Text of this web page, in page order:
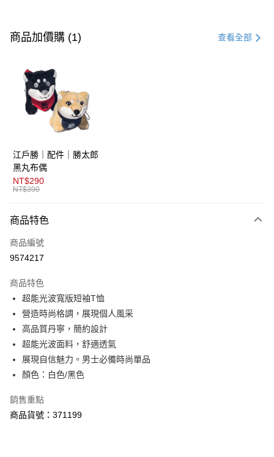
信用卡一次付款
LINE Pay
AFTEE先享後付
【關於「AFTEE先享後付」】
便利好安心！
１．簡單：不需註冊會員、不需綁卡、不需儲值。
２．便利：只要手機號碼，簡訊認證，即可結帳。
３．安心：先確認商品／服務後，再付款。
１．於結帳方式選擇「AFTEE先享後付」後，將跳轉至「AFTEE先享後付」
２．訂單成立數日內，您將收到繳費通知簡訊。
３．收到繳費通知簡訊後14天內，點擊此簡訊中的連結，可透過四大超商／
購買商品的店家。未經商家同意取消之訂單仍視為有效，需透過AFTEE先享
後付繳納相關費用。
※ 交易是否成功請以「AFTEE先享後付 」之結帳頁面顯示為準，若有關於
是否繳費成功／繳費後需取消欲退款等相關疑問，請聯繫「AFTEE先享後付
客戶支援中心」 https://netprotections.freshdesk.com/support/home
１．透過由恩沛科技股份有限公司提供之「AFTEE先享後付」服務完成之交
易，需依本服務之必要範圍內提供個人資料，並將交易相關給付款項請求債
２．關於個人資料處理事宜，請瀏覽以下網址：
３．未成年的使用者請事先徵得法定代理人或監護人之同意方可使用
運送方式
全家取貨付款
免運費
免運費
付款後萊爾富取貨
免運費
7-11取貨付款
免運費
免運費
商品加價購 (1) 查看全部
江戶勝｜配件｜勝太郎
黑丸布偶
NT$290
NT$390
商品特色
商品編號
9574217
商品特色
超能光波寬版短袖T恤
營造時尚格調，展現個人風采
高品質丹寧，簡約設計
超能光波面料，舒適透氣
展現自信魅力。男士必備時尚單品
顏色：白色/黑色
銷售重點
商品貨號：371199